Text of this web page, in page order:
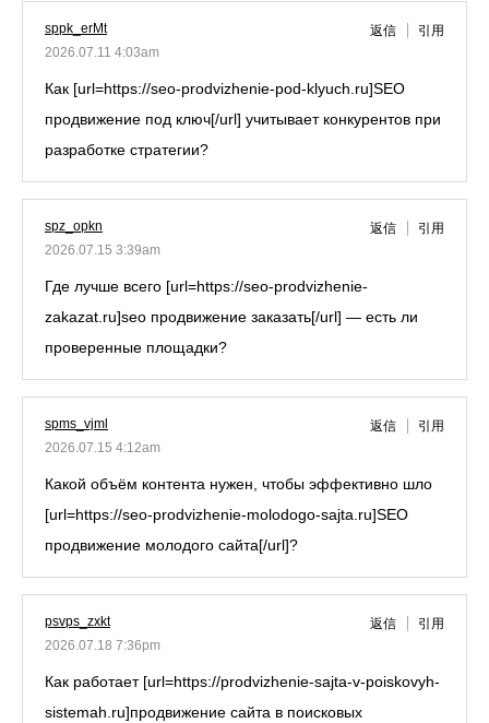
sppk_erMt
2026.07.11 4:03am
返信 引用
Как [url=https://seo-prodvizhenie-pod-klyuch.ru]SEO
продвижение под ключ[/url] учитывает конкурентов при
разработке стратегии?
spz_opkn
2026.07.15 3:39am
返信 引用
Где лучше всего [url=https://seo-prodvizhenie-
zakazat.ru]seo продвижение заказать[/url] — есть ли
проверенные площадки?
spms_vjml
2026.07.15 4:12am
返信 引用
Какой объём контента нужен, чтобы эффективно шло
[url=https://seo-prodvizhenie-molodogo-sajta.ru]SEO
продвижение молодого сайта[/url]?
psvps_zxkt
2026.07.18 7:36pm
返信 引用
Как работает [url=https://prodvizhenie-sajta-v-poiskovyh-
sistemah.ru]продвижение сайта в поисковых